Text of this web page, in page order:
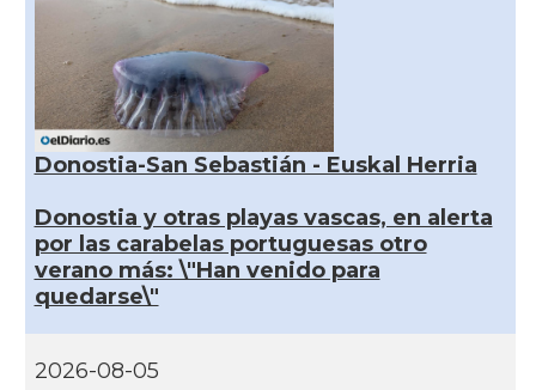
Donostia-San Sebastián - Euskal Herria
Donostia y otras playas vascas, en alerta
por las carabelas portuguesas otro
verano más: \"Han venido para
quedarse\"
2026-08-05